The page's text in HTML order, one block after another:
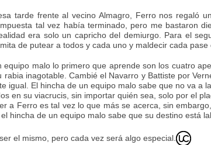
tarde frente al vecino Almagro, Ferro nos regaló
tal vez había terminado, pero me bastaron
era solo un capricho del demiurgo. Para el
de putear a todos y cada uno y maldecir cada
equipo malo lo primero que aprende son los cuatro
rabia inagotable. Cambié el Navarro y Battiste por
igual. El hincha de un equipo malo sabe que no va a
en su viacrucis, sin importar quién sea, solo por el
a Ferro es tal vez lo que más se acerca, sin
hincha de un equipo malo sabe que su destino está
el mismo, pero cada vez será algo especial.